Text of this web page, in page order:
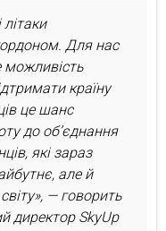
літаки
Для нас
можливість
країну
це шанс
до об’єднання
які зараз
але й
— говорить
директор SkyUp